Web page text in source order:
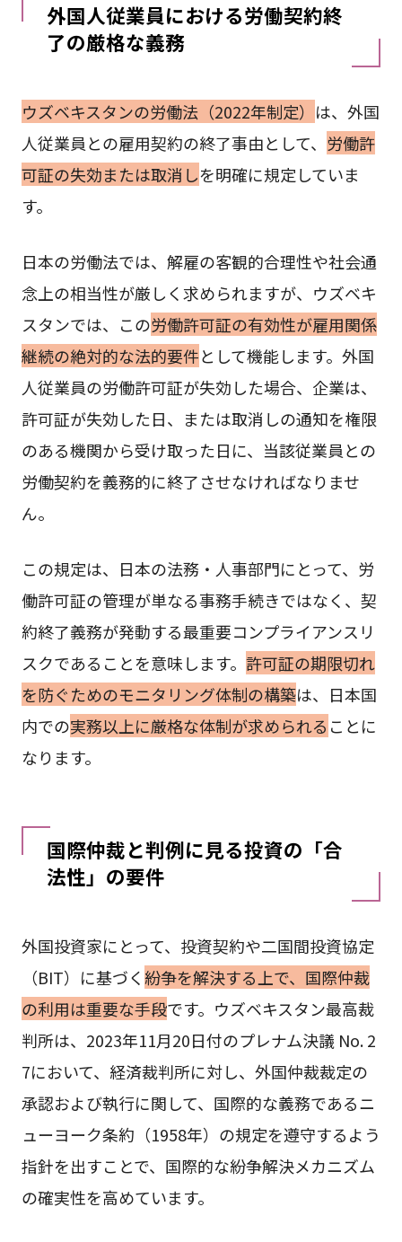
外国人従業員における労働契約終
了の厳格な義務
ウズベキスタンの労働法（2022年制定） は、外国
人従業員との雇用契約の終了事由として、 労働許
可証の失効または取消しを明確に規定していま
す。
日本の労働法では、解雇の客観的合理性や社会通
念上の相当性が厳しく求められますが、ウズベキ
スタンでは、この労働許可証の有効性が雇用関係
継続の絶対的な法的要件として機能します。外国
人従業員の労働許可証が失効した場合、企業は、
許可証が失効した日、または取消しの通知を権限
のある機関から受け取った日に、当該従業員との
労働契約を義務的に終了させなければなりませ
ん。
この規定は、日本の法務・人事部門にとって、労
働許可証の管理が単なる事務手続きではなく、契
約終了義務が発動する最重要コンプライアンスリ
スクであることを意味します。 許可証の期限切れ
を防ぐためのモニタリング体制の構築は、日本国
内での実務以上に厳格な体制が求められる ことに
なります。
国際仲裁と判例に見る投資の「合
法性」の要件
外国投資家にとって、投資契約や二国間投資協定
（BIT）に基づく紛争を解決する上で、国際仲裁
の利用は重要な手段です。ウズベキスタン最高裁
判所は、2023年11月20日付のプレナム決議 No. 2
7において、経済裁判所に対し、外国仲裁裁定の
承認および執行に関して、国際的な義務であるニ
ューヨーク条約（1958年）の規定を遵守するよう
指針を出すことで、国際的な紛争解決メカニズム
の確実性を高めています。